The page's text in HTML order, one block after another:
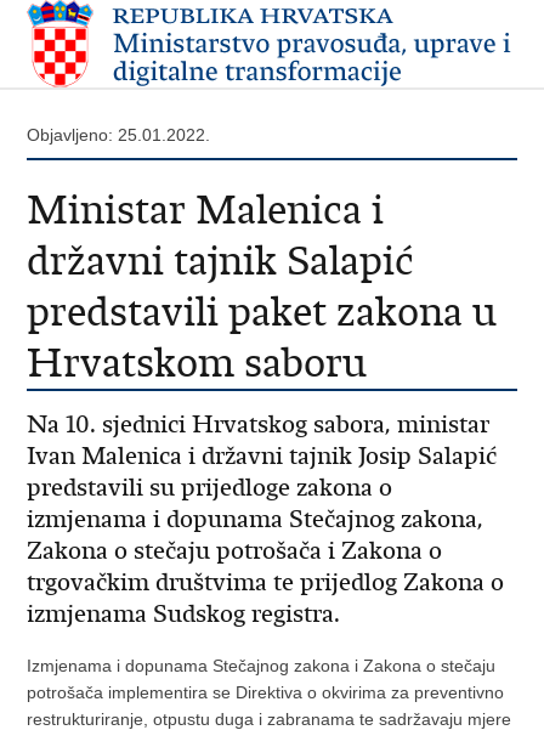
Objavljeno: 25.01.2022.
Ministar Malenica i
državni tajnik Salapić
predstavili paket zakona u
Hrvatskom saboru
Na 10. sjednici Hrvatskog sabora, ministar
Ivan Malenica i državni tajnik Josip Salapić
predstavili su prijedloge zakona o
izmjenama i dopunama Stečajnog zakona,
Zakona o stečaju potrošača i Zakona o
trgovačkim društvima te prijedlog Zakona o
izmjenama Sudskog registra.
Izmjenama i dopunama Stečajnog zakona i Zakona o stečaju
potrošača implementira se Direktiva o okvirima za preventivno
restrukturiranje, otpustu duga i zabranama te sadržavaju mjere